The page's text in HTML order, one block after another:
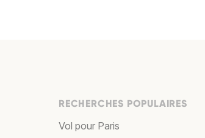
RECHERCHES POPULAIRES
Vol pour Paris